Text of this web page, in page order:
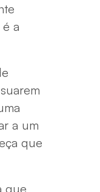
a
a um
que
que